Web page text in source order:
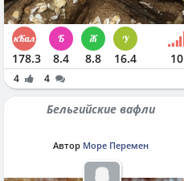
178.3 8.4 8.8 16.4 10
4 4
Бельгийские вафли
Автор Море Перемен